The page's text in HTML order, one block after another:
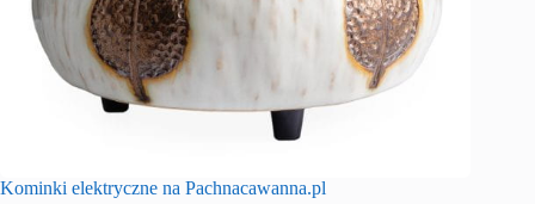
Kominki elektryczne na Pachnacawanna.pl